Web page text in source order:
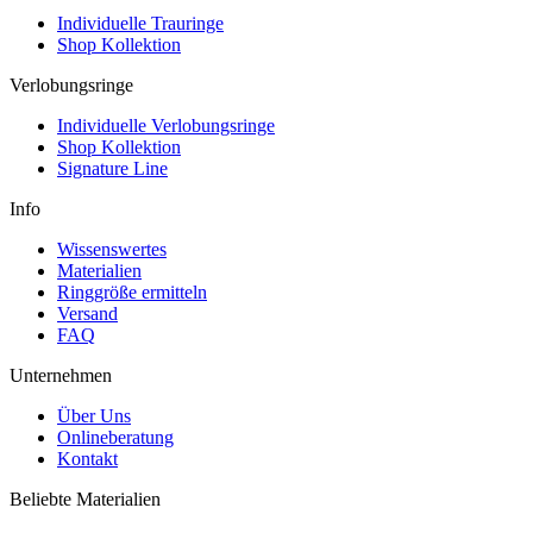
Individuelle Trauringe
Shop Kollektion
Verlobungsringe
Individuelle Verlobungsringe
Shop Kollektion
Signature Line
Info
Wissenswertes
Materialien
Ringgröße ermitteln
Versand
FAQ
Unternehmen
Über Uns
Onlineberatung
Kontakt
Beliebte Materialien